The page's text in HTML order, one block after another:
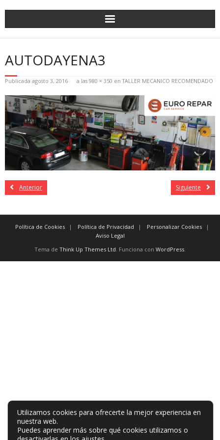
AUTODAYENA3
Publicada agosto 3, 2016 a las 980 × 350 enTALLER MECANICO RECOMENDADO
Anterior Siguiente
Política de Cookies Política de Privacidad
Personalizar Cookies
Aviso Legal
Tema de Think Up Themes Ltd . Funciona con WordPress
Utilizamos cookies para ofrecerte la mejor experiencia en
nuestra web.
Puedes aprender más sobre qué cookies utilizamos o